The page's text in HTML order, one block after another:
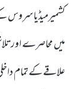
کشمیرمیڈیا سروس
میں محاصرے
علاقے کے تمام